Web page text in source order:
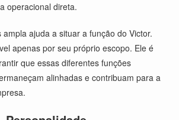
operacional direta.
ajuda a situar a função do Victor.
apenas por seu próprio escopo. Ele é
que essas diferentes funções
alinhadas e contribuam para a